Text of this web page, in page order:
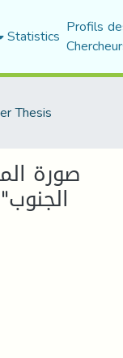
Statistics Profils
Thesis
صورة